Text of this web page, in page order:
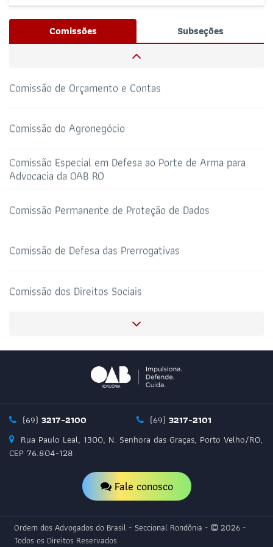
Nenhum evento próximo encontrado.
Josué Henrique, / Whatsapp (32172100)
RESPONSÁVEIS
69 3217-2099
TELEFONE
E-MAIL TRIBUNAL DE ÉTICA
Comissões Subseções
Comissão de Defesa do Mercado Privativo do Advogado
Comissão de Orçamento e Contas
Comissão do Agronegócio
Comissão Especial em Defesa ao Porte de Arma para
Advocacia da OAB RO
Comissão Permanente de Proteção de Dados
Comissão de Defesa das Prerrogativas
Comissão dos Direitos Sociais
Comissão Especial de Estudo de Direito do Trabalho
Comissão de Diversidade Sexual e de Gênero LGBTQI+
Comissão de Saneamento Básico
Comissão de Direito Cooperativo
Comissão da Mulher Advogada
Comissão Especial de Direito Previdenciário
Comissão de Fiscalização do Exercício Profissional
(69) 3217-2100 (69) 3217-2101
Rua Paulo Leal, 1300, N. Senhora das Graças, Porto Velho/RO,
CEP 76.804-128
Fale conosco
Ordem dos Advogados do Brasil - Seccional Rondônia -
2026 -
Todos os Direitos Reservados